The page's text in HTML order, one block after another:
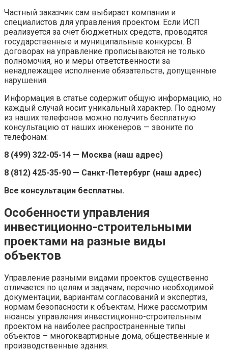
Частный заказчик сам выбирает компании и
специалистов для управления проектом. Если ИСП
реализуется за счет бюджетных средств, проводятся
государственные и муниципальные конкурсы. В
договорах на управление прописываются не только
полномочия, но и меры ответственности за
ненадлежащее исполнение обязательств, допущенные
нарушения.
Информация в статье содержит общую информацию, но
каждый случай носит уникальный характер. По одному
из наших телефонов можно получить бесплатную
консультацию от наших инженеров — звоните по
телефонам:
8 (499) 322-05-14 — Москва (наш адрес)
8 (812) 425-35-90 — Санкт-Петербург (наш адрес)
Все консультации бесплатны.
Особенности управления
инвестиционно-строительными
проектами на разные виды
объектов
Управление разными видами проектов существенно
отличается по целям и задачам, перечню необходимой
документации, вариантам согласований и экспертиз,
нормам безопасности к объектам. Ниже рассмотрим
нюансы управления инвестиционно-строительным
проектом на наиболее распространенные типы
объектов – многоквартирные дома, общественные и
производственные здания.